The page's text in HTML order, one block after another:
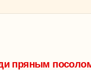
пряным